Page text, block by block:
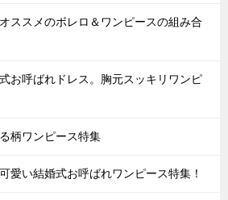
ススメのボレロ＆ワンピースの組み合
お呼ばれドレス。胸元スッキリワンピ
柄ワンピース特集
愛い結婚式お呼ばれワンピース特集！